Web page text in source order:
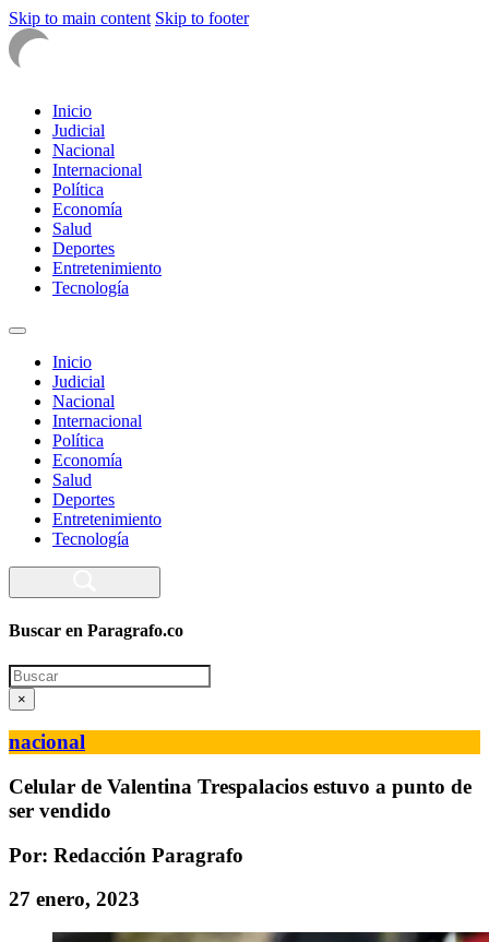
Skip to main content Skip to footer
Inicio
Judicial
Nacional
Internacional
Política
Economía
Salud
Deportes
Entretenimiento
Tecnología
Inicio
Judicial
Nacional
Internacional
Política
Economía
Salud
Deportes
Entretenimiento
Tecnología
Buscar en Paragrafo.co
Search
×
nacional
Celular de Valentina Trespalacios estuvo a punto de
ser vendido
Por: Redacción Paragrafo
27 enero, 2023